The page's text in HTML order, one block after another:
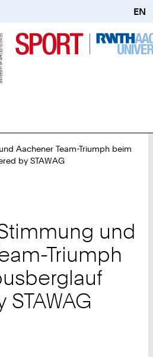
EN
Aachener Team-Triumph beim
by STAWAG
und
Triumph